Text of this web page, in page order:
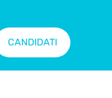
CANDIDATI